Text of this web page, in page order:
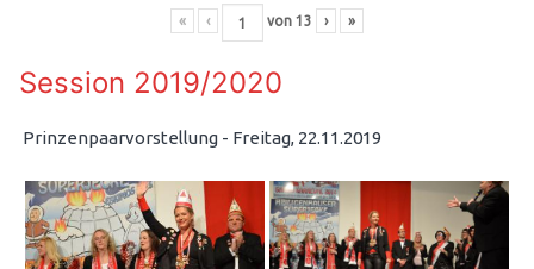
« ‹ von 13 › »
Session 2019/2020
Prinzenpaarvorstellung - Freitag, 22.11.2019